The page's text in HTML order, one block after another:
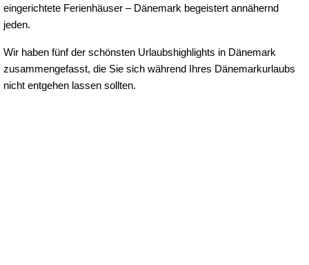
eingerichtete Ferienhäuser – Dänemark begeistert annähernd
jeden.
Wir haben fünf der schönsten Urlaubshighlights in Dänemark
zusammengefasst, die Sie sich während Ihres Dänemarkurlaubs
nicht entgehen lassen sollten.